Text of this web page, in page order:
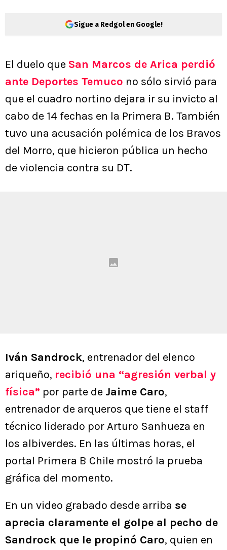
Sigue a Redgol en Google!
El duelo que San Marcos de Arica perdió
ante Deportes Temuco no sólo sirvió para
que el cuadro nortino dejara ir su invicto al
cabo de 14 fechas en la Primera B. También
tuvo una acusación polémica de los Bravos
del Morro, que hicieron pública un hecho
de violencia contra su DT.
Iván Sandrock, entrenador del elenco
ariqueño, recibió una “agresión verbal y
física” por parte de Jaime Caro,
entrenador de arqueros que tiene el staff
técnico liderado por Arturo Sanhueza en
los albiverdes. En las últimas horas, el
portal Primera B Chile mostró la prueba
gráfica del momento.
En un video grabado desde arriba se
aprecia claramente el golpe al pecho de
Sandrock que le propinó Caro, quien en